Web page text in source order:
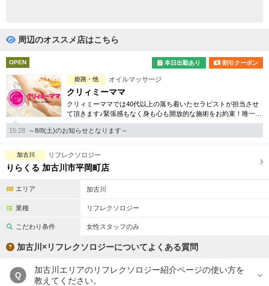
ペアルームあり
フットバスあり 岩盤浴あり
専用駐車場あり 有資格者在籍
日本人スタッフのみ 女性スタッフのみ
スタッフ指名可
駅から徒歩5分以内
周辺のオススメ店はこちら
OPEN 本日出勤あり 割引クーポン
姫路・他 オイルマッサージ
クリィミーママ
クリィミーママでは40代以上の落ち着いたセラピストが担当させ
て頂きます♪緊張感もなく身も心も開放的な施術をお約束！唯一無
二のミセス専門店となります。
15:28 ～8/8(土)のお知らせとなります～
加古川 リフレクソロジー
りらくる 加古川市平岡町店
エリア 加古川
業種 リフレクソロジー
こだわり条件 女性スタッフのみ
加古川×リフレクソロジーについてよくある質問
Q
加古川エリアのリフレクソロジー紹介ページの使い方を
教えてください。